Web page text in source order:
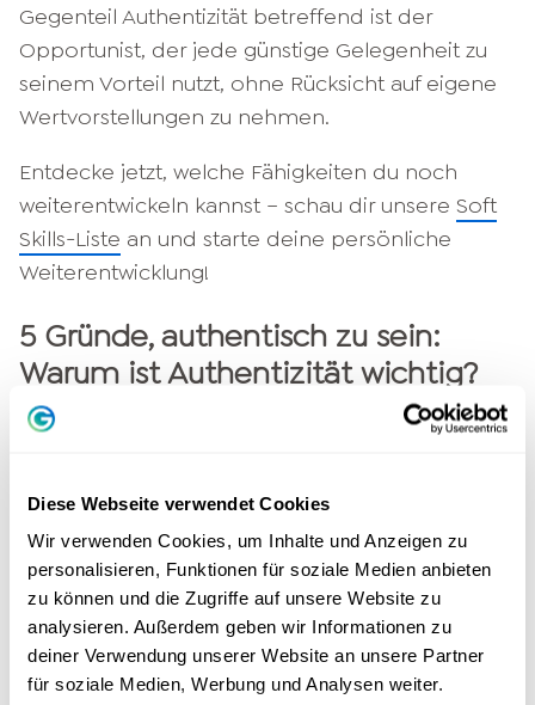
Diese Webseite verwendet Cookies
Wir verwenden Cookies, um Inhalte und Anzeigen zu
personalisieren, Funktionen für soziale Medien anbieten
zu können und die Zugriffe auf unsere Website zu
analysieren. Außerdem geben wir Informationen zu
deiner Verwendung unserer Website an unsere Partner
für soziale Medien, Werbung und Analysen weiter.
Gegenteil Authentizität betreffend ist der
Opportunist, der jede günstige Gelegenheit zu
seinem Vorteil nutzt, ohne Rücksicht auf eigene
Wertvorstellungen zu nehmen.
Entdecke jetzt, welche Fähigkeiten du noch
weiterentwickeln kannst – schau dir unsere Soft
Skills-Liste an und starte deine persönliche
Weiterentwicklung!
5 Gründe, authentisch zu sein:
Warum ist Authentizität wichtig?
Warum ist Authentizität wichtig? Authentische
Authentizität ist im Businessbereich ebenso
wichtig wie im Privatleben. Machst du deine
Entscheidungen davon abhängig, was andere
denken könnten? Faule Kompromisse
funktionieren nur selten.
Echte, authentische Persönlichkeiten geben